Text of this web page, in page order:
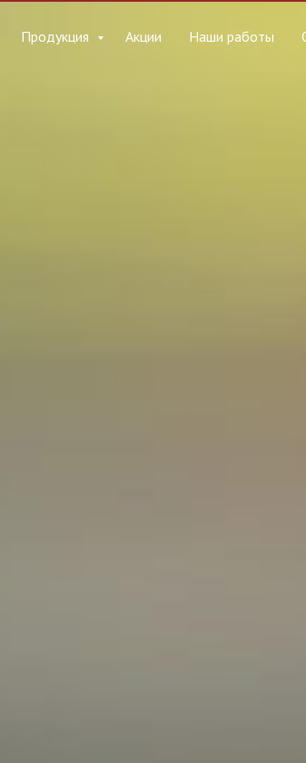
Продукция Акции Наши работы